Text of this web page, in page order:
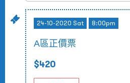
24-10-2020 Sat 8:00pm
A區正價票
$420